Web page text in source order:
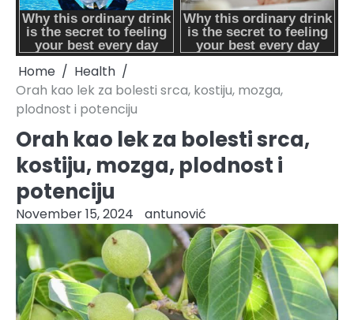
Home
Health
Orah kao lek za bolesti srca, kostiju, mozga,
plodnost i potenciju
Orah kao lek za bolesti srca,
kostiju, mozga, plodnost i
potenciju
November 15, 2024 antunović